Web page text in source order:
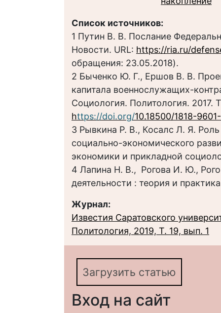
Список источников:
1 Путин В. В. Послание
Новости. URL: https://ria.ru/
обращения: 23.05.2018).
2 Быченко Ю. Г., Ершов В. В.
капитала военнослужащих-
Социология. Политология. 2017.
https://doi.org/10.18500/1818-
3 Рывкина Р. В., Косалс Л. Я.
социально-экономического
экономики и прикладной
4 Лапина Н. В., Рогова И. Ю.,
деятельности : теория и
Журнал:
Известия Саратовского
Политология, 2019, Т. 19, вып. 1
Загрузить статью
Вход на сайт